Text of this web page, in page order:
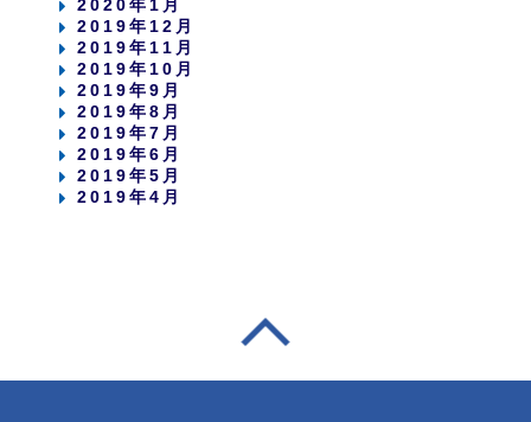
2020年1月
2019年12月
2019年11月
2019年10月
2019年9月
2019年8月
2019年7月
2019年6月
2019年5月
2019年4月